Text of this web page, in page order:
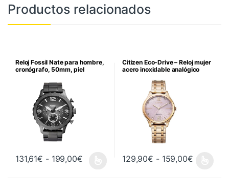
Productos relacionados
Reloj Fossil Nate para hombre,
cronógrafo, 50mm, piel
131,61€ - 199,00€Rango de precios: desde 131,61€
Citizen Eco-Drive – Reloj mujer
acero inoxidable analógico
129,90€ - 159,00€Rango
Este producto tiene múltiples